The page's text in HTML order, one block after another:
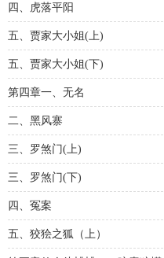
四、虎落平阳
五、贾家大小姐(上)
五、贾家大小姐(下)
第四章一、无名
二、黑风寨
三、罗煞门(上)
三、罗煞门(下)
四、冤案
五、狡狯之狐（上）